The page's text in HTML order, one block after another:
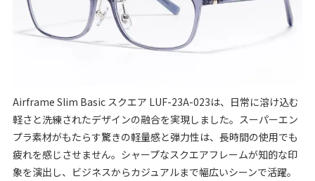
Airframe Slim Basic スクエア LUF-23A-023は、日常に溶け込む
軽さと洗練されたデザインの融合を実現しました。スーパーエン
プラ素材がもたらす驚きの軽量感と弾力性は、長時間の使用でも
疲れを感じさせません。シャープなスクエアフレームが知的な印
象を演出し、ビジネスからカジュアルまで幅広いシーンで活躍。